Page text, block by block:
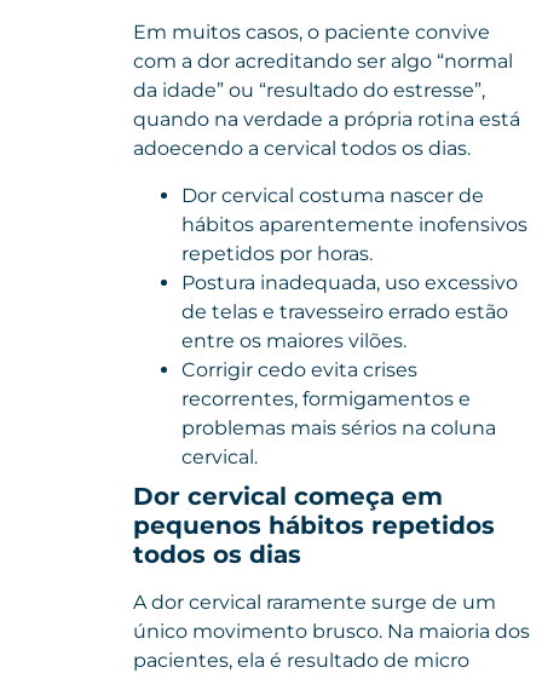
Em muitos casos, o paciente convive
com a dor acreditando ser algo “normal
da idade” ou “resultado do estresse”,
quando na verdade a própria rotina está
adoecendo a cervical todos os dias.
Dor cervical costuma nascer de
hábitos aparentemente inofensivos
repetidos por horas.
Postura inadequada, uso excessivo
de telas e travesseiro errado estão
entre os maiores vilões.
Corrigir cedo evita crises
recorrentes, formigamentos e
problemas mais sérios na coluna
cervical.
Dor cervical começa em
pequenos hábitos repetidos
todos os dias
A dor cervical raramente surge de um
único movimento brusco. Na maioria dos
pacientes, ela é resultado de micro